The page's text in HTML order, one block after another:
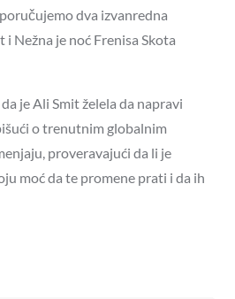
dva izvanredna
i Nežna je noć Frenisa Skota
je Ali Smit želela da napravi
o trenutnim globalnim
proveravajući da li je
moć da te promene prati i da ih